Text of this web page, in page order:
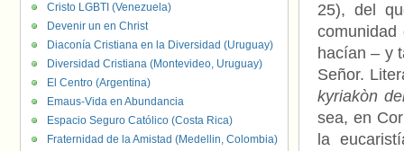
25), del
hacían – y
Señor.
kyriakòn
sea, en
la
Cristo LGBTI (Venezuela)
Devenir un en Christ
Diaconía Cristiana en la Diversidad (Uruguay)
Diversidad Cristiana (Montevideo, Uruguay)
El Centro (Argentina)
Emaus-Vida en Abundancia
Espacio Seguro Católico (Costa Rica)
Fraternidad de la Amistad (Medellin, Colombia)